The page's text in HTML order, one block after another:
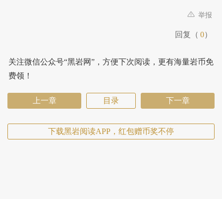
举报
回复（ 0）
关注微信公众号“黑岩网”，方便下次阅读，更有海量岩币免
费领！
上一章 目录 下一章
下载黑岩阅读APP，红包赠币奖不停